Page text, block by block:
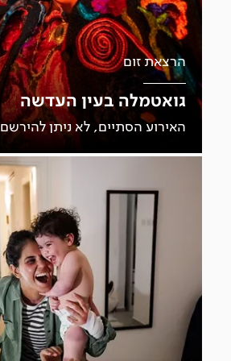
הרצאת זום
גואטמלה בעין העדשה
האירוע הסתיים, לא ניתן להירשם